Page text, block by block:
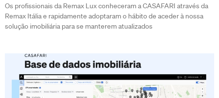
Os profissionais da Remax Lux conheceram a CASAFARI através da
Remax Itália e rapidamente adoptaram o hábito de aceder à nossa
solução imobiliária para se manterem atualizados